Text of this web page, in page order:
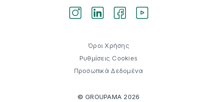
Όροι Χρήσης
Ρυθμίσεις Cookies
Προσωπικά Δεδομένα
© GROUPAMA 2026